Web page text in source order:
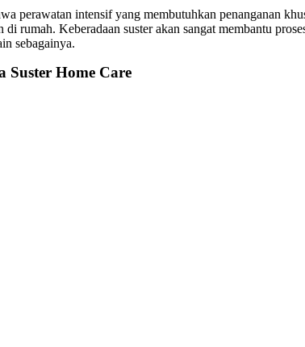
perawatan intensif yang membutuhkan penanganan
di rumah. Keberadaan suster akan sangat membantu
sebagainya.
Suster Home Care